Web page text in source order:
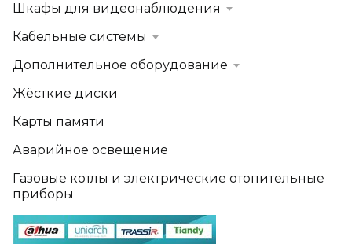
Шкафы для видеонаблюдения
Кабельные системы
Дополнительное оборудование
Жёсткие диски
Карты памяти
Аварийное освещение
Газовые котлы и электрические отопительные
приборы